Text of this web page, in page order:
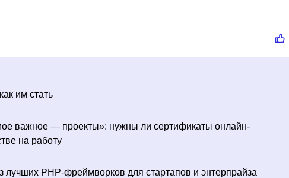
им стать
важное — проекты»: нужны ли сертификаты онлайн-
на работу
PHP-фреймворков для стартапов и энтерпрайза